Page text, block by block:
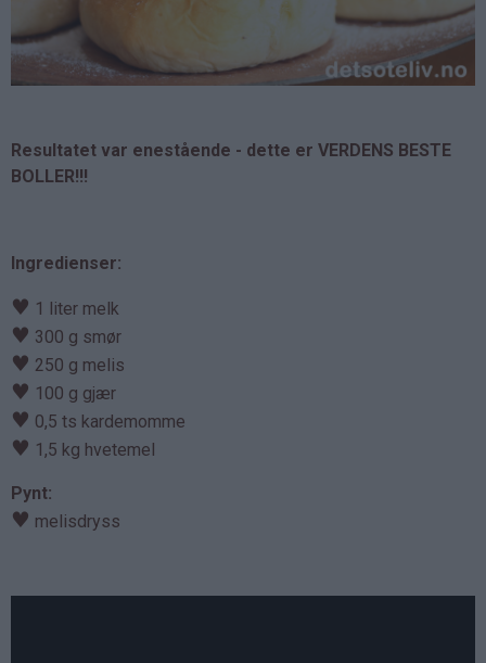
Resultatet var enestående - dette er VERDENS BESTE
BOLLER!!!
Ingredienser:
♥ 1 liter melk
♥ 300 g smør
♥ 250 g melis
♥ 100 g gjær
♥ 0,5 ts kardemomme
♥ 1,5 kg hvetemel
Pynt:
♥ melisdryss